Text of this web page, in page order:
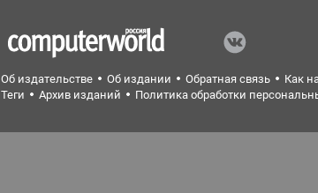
Об издательстве Об издании Обратная связь Как
Теги
Архив изданий Политика обработки